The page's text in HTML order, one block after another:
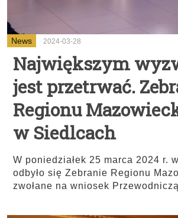
News 2024-03-28
Największym
jest przetrwać.
Regionu
w Siedlcach
W poniedziałek 25 marca 2024 r.
odbyło się Zebranie Regionu
zwołane na wniosek